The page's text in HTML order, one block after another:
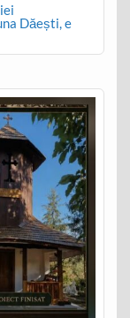
Dăești, e